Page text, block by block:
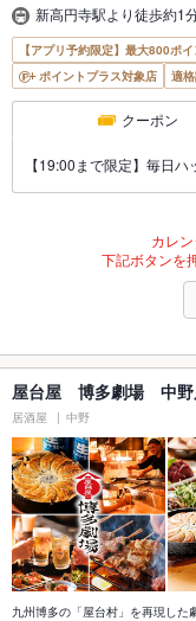
新高円寺駅より徒歩約1
【アプリ予約限定】最大800ポ
ポイントプラス対象店
適
クーポン
【19:00まで限定】毎日
カレ
下記ボタンを
屋台屋 博多劇場 中野
居酒屋 中野
九州博多の「屋台村」を再現した